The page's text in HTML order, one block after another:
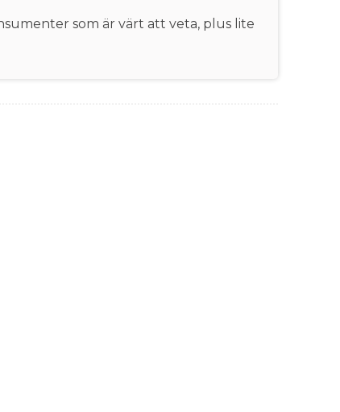
som är värt att veta, plus lite